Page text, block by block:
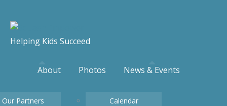
Helping Kids Succeed
About
Our Partners
Photos News & Events
Calendar